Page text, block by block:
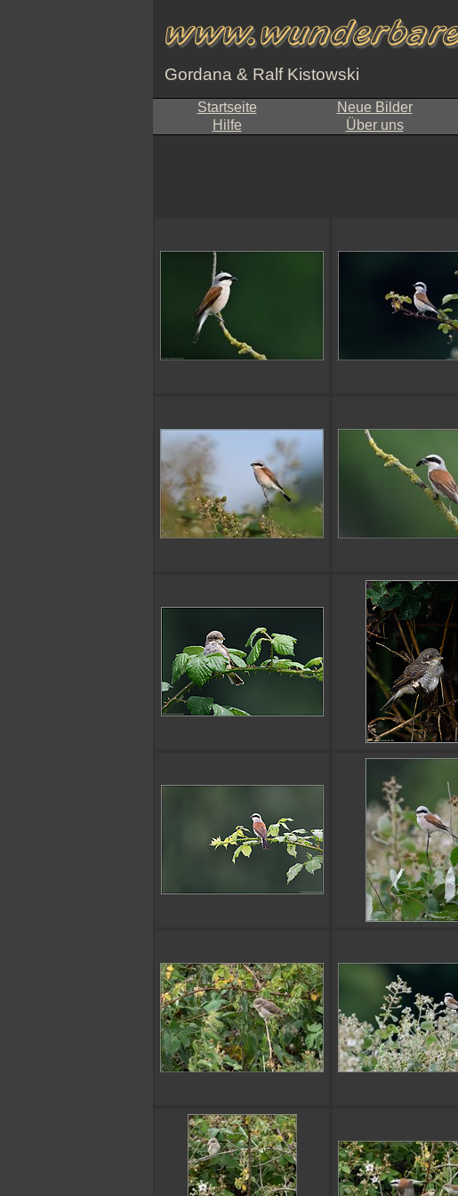
Gordana & Ralf Kistowski
Startseite Neue Bilder
Hilfe
Über uns